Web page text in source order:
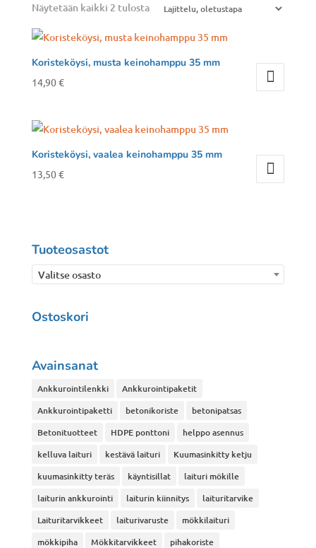
Näytetään kaikki 2 tulosta
Koristeköysi, musta keinohamppu 35 mm
14,90€
Koristeköysi, vaalea keinohamppu 35 mm
13,50€
Tuoteosastot
Valitse osasto
Ostoskori
Avainsanat
Ankkurointilenkki
Ankkurointipaketit
Ankkurointipaketti
betonikoriste
betonipatsas
Betonituotteet
HDPE ponttoni
helppo asennus
kelluva laituri
kestävä laituri
Kuumasinkitty ketju
kuumasinkitty teräs
käyntisillat
laituri mökille
laiturin ankkurointi
laiturin kiinnitys
laituritarvike
Laituritarvikkeet
laiturivaruste
mökkilaituri
mökkipiha
Mökkitarvikkeet pihakoriste